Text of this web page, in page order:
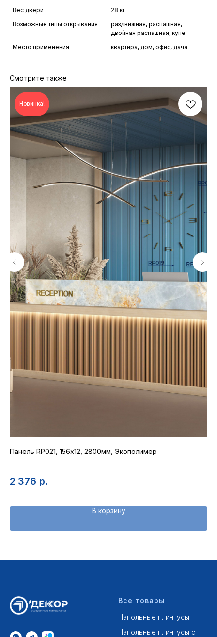
Вес двери
28 кг
Возможные типы открывания
раздвижная, распашная,
двойная распашная, купе
Место применения
квартира, дом, офис, дача
Смотрите также
Новинка!
Панель RP021, 156х12, 2800мм, Экополимер
2 376 р.
В корзину
Все товары
Напольные плинтусы
Напольные плинтусы с